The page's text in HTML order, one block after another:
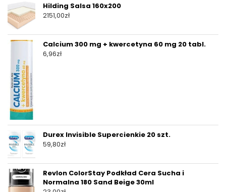
Hilding Salsa 160x200
2151,00zł
Calcium 300 mg + kwercetyna 60 mg 20 tabl.
6,96zł
Durex Invisible Supercienkie 20 szt.
59,80zł
Revlon ColorStay Podkład Cera Sucha i
Normalna 180 Sand Beige 30ml